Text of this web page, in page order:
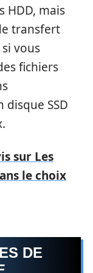
HDD, mais
transfert
vous
fichiers
SSD
sur Les
le choix
DE